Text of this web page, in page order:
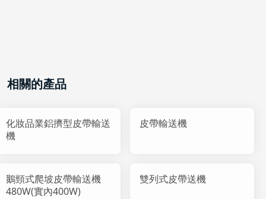
相關的產品
化妝品業鋁擠型皮帶輸送
機
皮帶輸送機
鵝頸式爬坡皮帶輸送機
480W(實內400W)
雙列式皮帶送機